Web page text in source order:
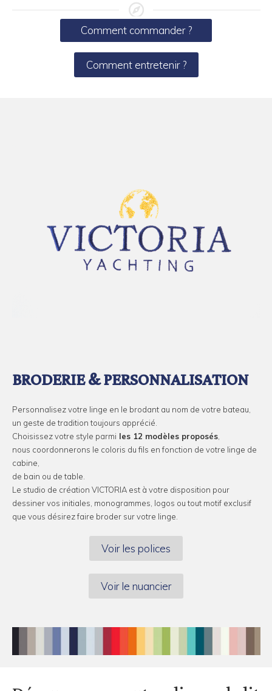
Comment commander ?
Comment entretenir ?
BRODERIE & PERSONNALISATION
Personnalisez votre linge en le brodant au nom de votre bateau,
un geste de tradition toujours apprécié.
Choisissez votre style parmi les 12 modèles proposés,
nous coordonnerons le coloris du fils en fonction de votre linge de
cabine,
de bain ou de table.
Le studio de création VICTORIA est à votre disposition pour
dessiner vos initiales, monogrammes, logos ou tout motif exclusif
que vous désirez faire broder sur votre linge.
Voir les polices
Voir le nuancier